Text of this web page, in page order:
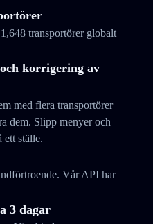
transportörer globalt
korrigering av
med flera transportörer
dem. Slipp menyer och
ett ställe.
Vår API har
3 dagar